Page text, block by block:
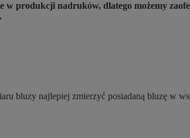
w produkcji nadruków, dlatego możemy
bluzy najlepiej zmierzyć posiadaną bluzę w